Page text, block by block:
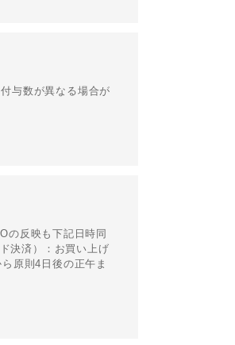
与数が異なる場合が
の反映も下記日時同
決済）：お買い上げ
原則4日後の正午ま